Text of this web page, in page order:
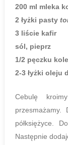
200 ml mleka
2 łyżki pasty
3 liście kafir
sól, pieprz
1/2 pęczku
2-3 łyżki oleju
Cebulę
półksiężyce.
Następnie